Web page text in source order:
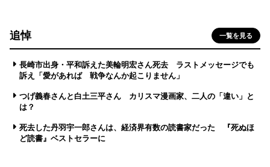
追悼 一覧を見る
長崎市出身・平和訴えた美輪明宏さん死去 ラストメッセージでも
訴え「愛があれば 戦争なんか起こりません」
つげ義春さんと白土三平さん カリスマ漫画家、二人の「違い」と
は？
死去した丹羽宇一郎さんは、経済界有数の読書家だった 『死ぬほ
ど読書』ベストセラーに